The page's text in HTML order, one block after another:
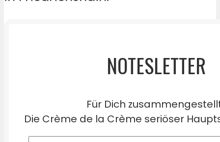
NOTESLETTER
Für Dich
Die Crème de la Crème seriöser